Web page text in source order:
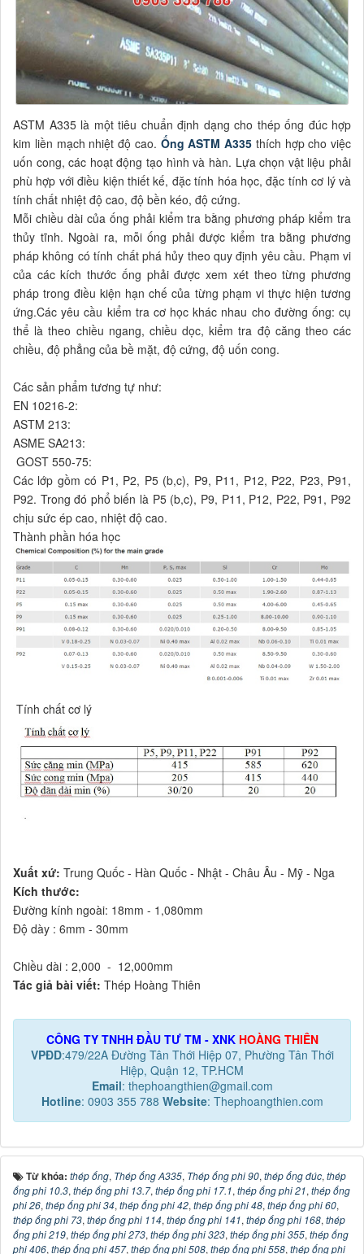
ASTM A335 là một tiêu chuẩn định dạng cho thép ống đúc hợp
kim liền mạch nhiệt độ cao. Ống ASTM A335 thích hợp cho việc
uốn cong, các hoạt động tạo hình và hàn. Lựa chọn vật liệu phải
phù hợp với điều kiện thiết kế, đặc tính hóa học, đặc tính cơ lý và
tính chất nhiệt độ cao, độ bền kéo, độ cứng.
Mỗi chiều dài của ống phải kiểm tra bằng phương pháp kiểm tra
thủy tĩnh. Ngoài ra, mỗi ống phải được kiểm tra bằng phương
pháp không có tính chất phá hủy theo quy định yêu cầu. Phạm vi
của các kích thước ống phải được xem xét theo từng phương
pháp trong điều kiện hạn chế của từng phạm vi thực hiện tương
ứng.Các yêu cầu kiểm tra cơ học khác nhau cho đường ống: cụ
thể là theo chiều ngang, chiều dọc, kiểm tra độ căng theo các
chiều, độ phẳng của bề mặt, độ cứng, độ uốn cong.
Các sản phẩm tương tự như:
EN 10216-2:
ASTM 213:
ASME SA213:
GOST 550-75:
Các lớp gồm có P1, P2, P5 (b,c), P9, P11, P12, P22, P23, P91,
P92. Trong đó phổ biến là P5 (b,c), P9, P11, P12, P22, P91, P92
chịu sức ép cao, nhiệt độ cao.
Thành phần hóa học
Tính chất cơ lý
Xuất xứ: Trung Quốc - Hàn Quốc - Nhật - Châu Âu - Mỹ - Nga
Kích thước:
Đường kính ngoài: 18mm - 1,080mm
Độ dày : 6mm - 30mm
Chiều dài : 2,000 - 12,000mm
Tác giả bài viết: Thép Hoàng Thiên
CÔNG TY TNHH ĐẦU TƯ TM - XNK HOÀNG THIÊN
VPĐD:479/22A Đường Tân Thới Hiệp 07, Phường Tân Thới
Hiệp, Quận 12, TP.HCM
Email: thephoangthien@gmail.com
Hotline: 0903 355 788 Website: Thephoangthien.com
Từ khóa: thép ống, Thép ống A335, Thép ống phi 90, thép ống đúc, thép
ống phi 10.3, thép ống phi 13.7, thép ống phi 17.1, thép ống phi 21, thép ống
phi 26, thép ống phi 34, thép ống phi 42, thép ống phi 48, thép ống phi 60,
thép ống phi 73, thép ống phi 114, thép ống phi 141, thép ống phi 168, thép
ống phi 219, thép ống phi 273, thép ống phi 323, thép ống phi 355, thép ống
phi 406, thép ống phi 457, thép ống phi 508, thép ống phi 558, thép ống phi